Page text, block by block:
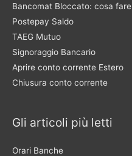
Bancomat Bloccato: cosa fare
Postepay Saldo
TAEG Mutuo
Signoraggio Bancario
Aprire conto corrente Estero
Chiusura conto corrente
Gli articoli più letti
Orari Banche